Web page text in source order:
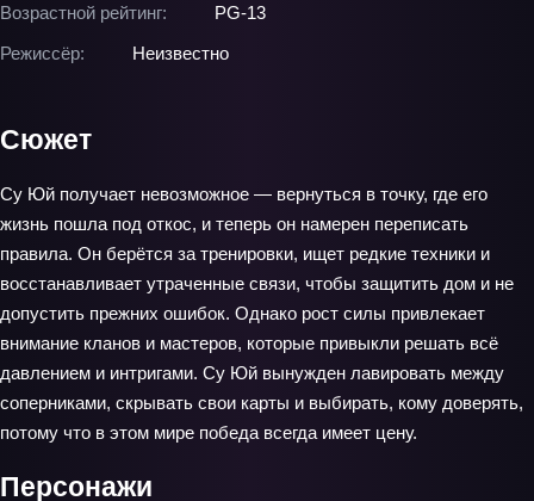
Возрастной рейтинг:
PG-13
Режиссёр:
Неизвестно
Сюжет
Су Юй получает невозможное — вернуться в точку, где его
жизнь пошла под откос, и теперь он намерен переписать
правила. Он берётся за тренировки, ищет редкие техники и
восстанавливает утраченные связи, чтобы защитить дом и не
допустить прежних ошибок. Однако рост силы привлекает
внимание кланов и мастеров, которые привыкли решать всё
давлением и интригами. Су Юй вынужден лавировать между
соперниками, скрывать свои карты и выбирать, кому доверять,
потому что в этом мире победа всегда имеет цену.
Персонажи